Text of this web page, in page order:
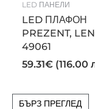
LED ПАНЕЛИ
LED ПЛАФОН
PREZENT,
49061
59.31€ (116.00
БЪРЗ ПРЕГЛЕД